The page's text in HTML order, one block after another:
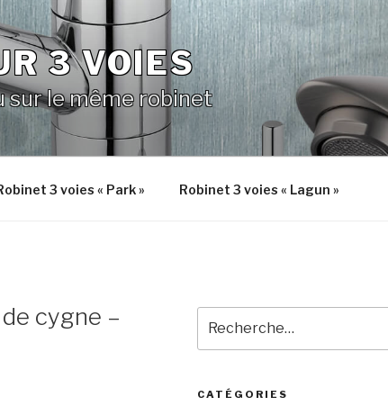
3 VOIES
sur le même robinet
3 voies « Park » Robinet 3 voies « Lagun »
cygne –
pour
:
CATÉGORIES